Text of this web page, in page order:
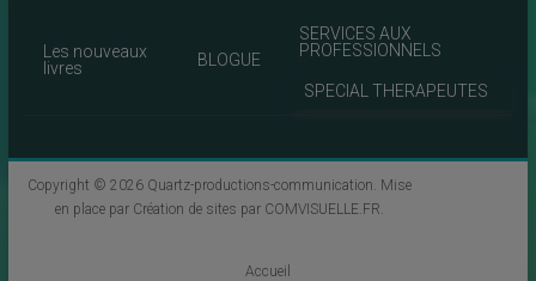
Les nouveaux
livres
BLOGUE
SERVICES AUX
PROFESSIONNELS
SPECIAL THERAPEUTES
Copyright © 2026 Quartz-productions-communication. Mise
en place par Création de sites par COMVISUELLE.FR.
Accueil